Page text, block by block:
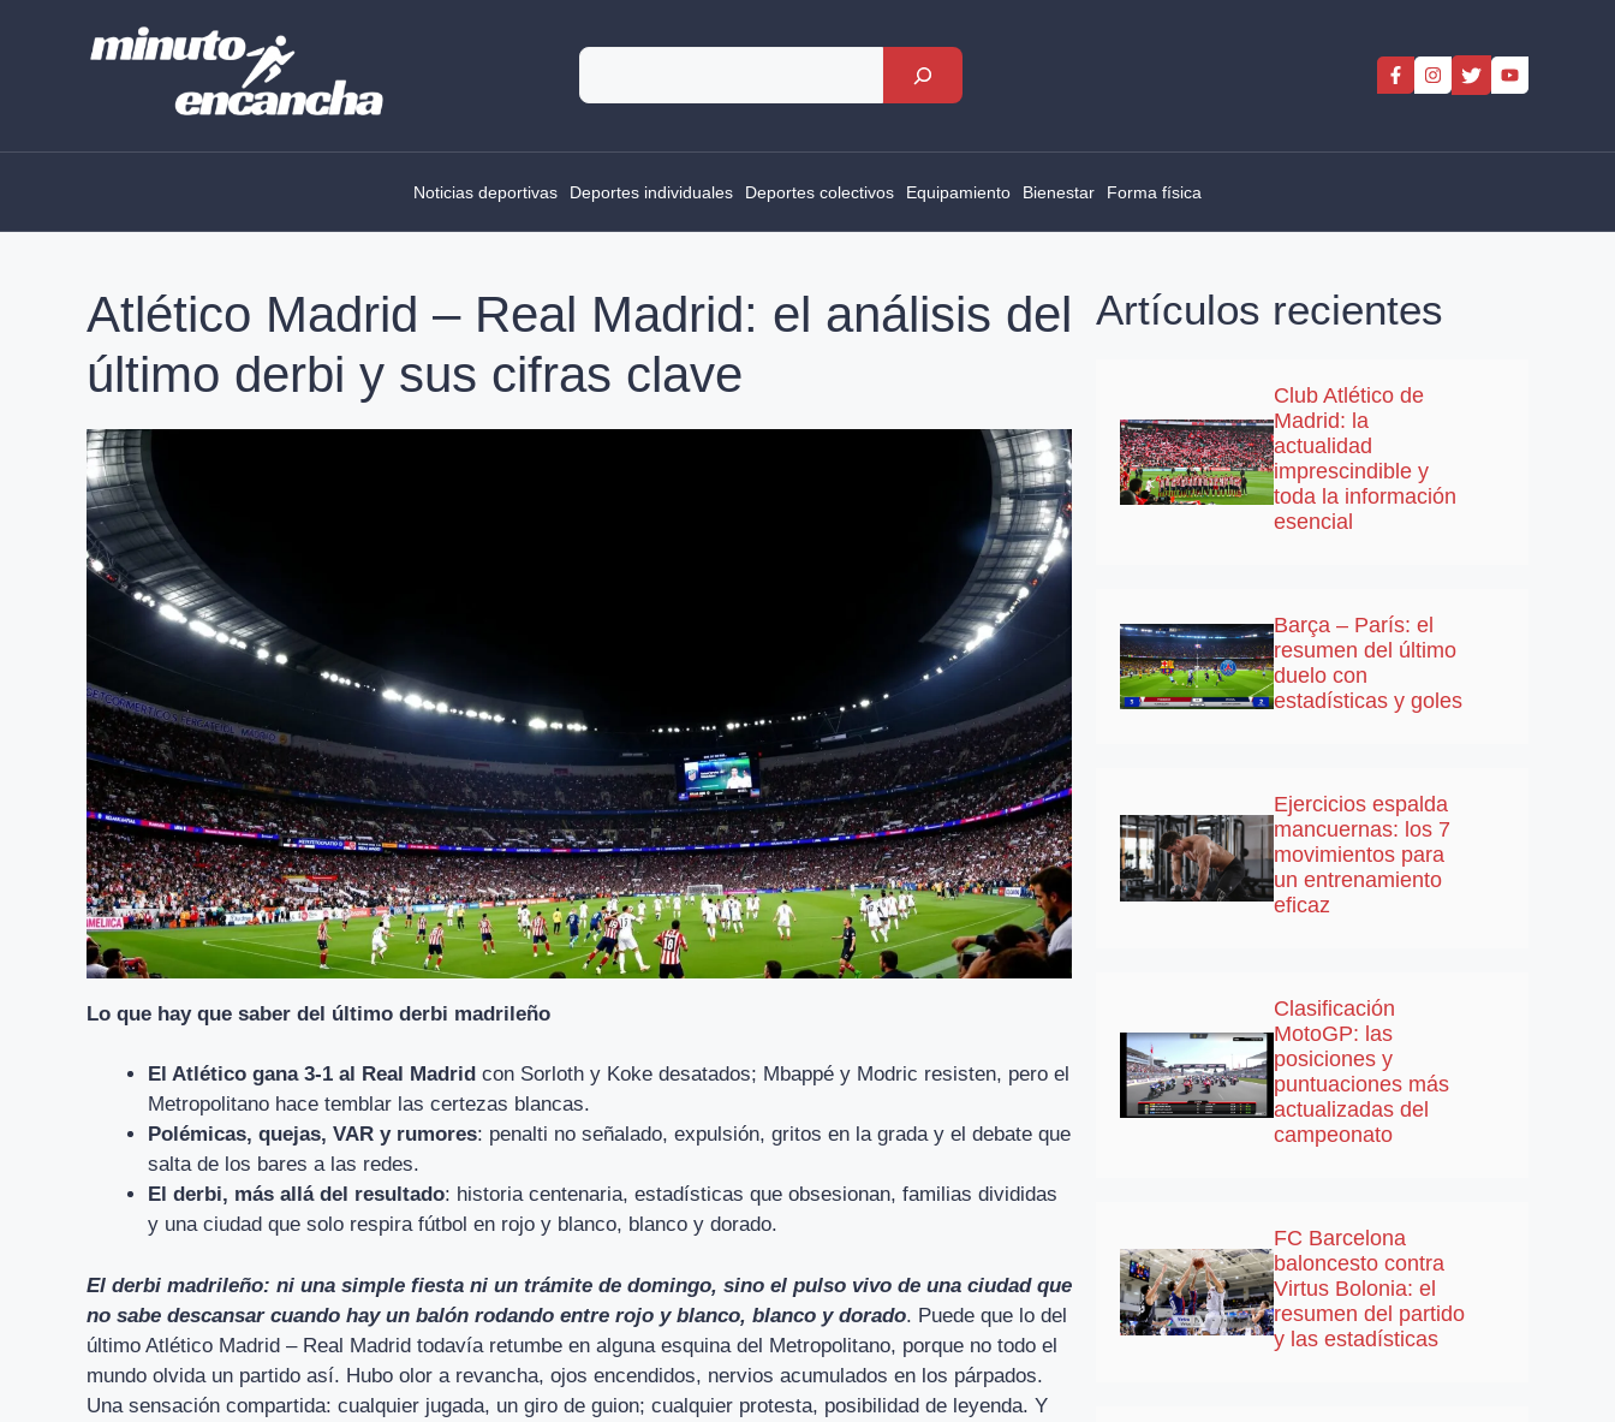
Rechercher
Noticias deportivas Deportes individuales Deportes colectivos Equipamiento Bienestar Forma física
Atlético Madrid – Real Madrid: el análisis del
último derbi y sus cifras clave
Lo que hay que saber del último derbi madrileño
El Atlético gana 3-1 al Real Madrid con Sorloth y Koke desatados; Mbappé y Modric resisten, pero el
Metropolitano hace temblar las certezas blancas.
Polémicas, quejas, VAR y rumores: penalti no señalado, expulsión, gritos en la grada y el debate que
salta de los bares a las redes.
El derbi, más allá del resultado: historia centenaria, estadísticas que obsesionan, familias divididas
y una ciudad que solo respira fútbol en rojo y blanco, blanco y dorado.
El derbi madrileño: ni una simple fiesta ni un trámite de domingo, sino el pulso vivo de una ciudad que
no sabe descansar cuando hay un balón rodando entre rojo y blanco, blanco y dorado. Puede que lo del
último Atlético Madrid – Real Madrid todavía retumbe en alguna esquina del Metropolitano, porque no todo el
mundo olvida un partido así. Hubo olor a revancha, ojos encendidos, nervios acumulados en los párpados.
Una sensación compartida: cualquier jugada, un giro de guion; cualquier protesta, posibilidad de leyenda. Y
Artículos recientes
Club Atlético de
Madrid: la
actualidad
imprescindible y
toda la información
esencial
Barça – París: el
resumen del último
duelo con
estadísticas y goles
Ejercicios espalda
mancuernas: los 7
movimientos para
un entrenamiento
eficaz
Clasificación
MotoGP: las
posiciones y
puntuaciones más
actualizadas del
campeonato
FC Barcelona
baloncesto contra
Virtus Bolonia: el
resumen del partido
y las estadísticas